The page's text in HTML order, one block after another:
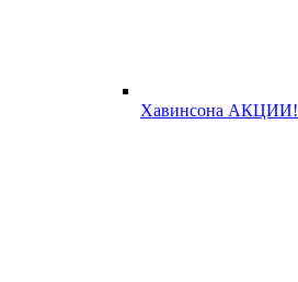
Хавинсона АКЦИИ!